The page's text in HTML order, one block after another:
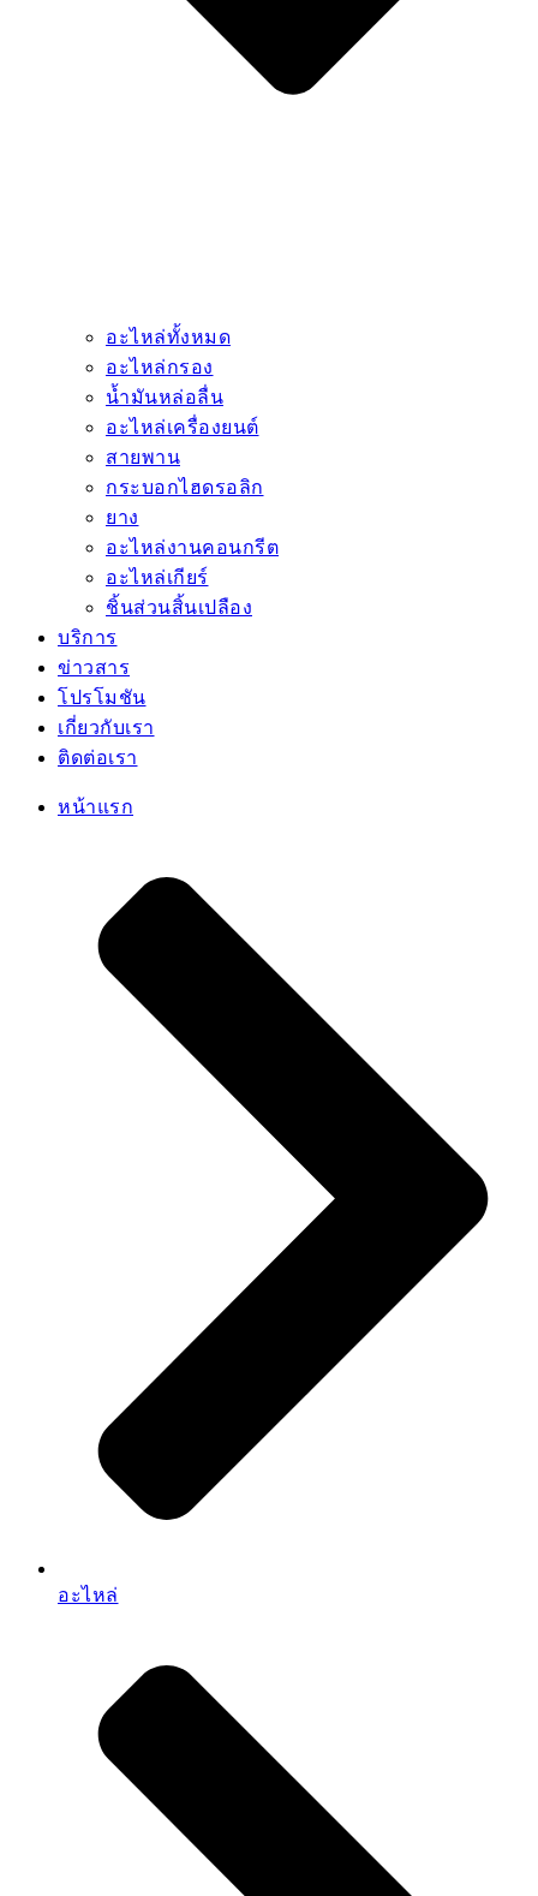
อะไหล่ทั้งหมด
อะไหล่กรอง
น้ำมันหล่อลื่น
อะไหล่เครื่องยนต์
สายพาน
กระบอกไฮดรอลิก
ยาง
อะไหล่งานคอนกรีต
อะไหล่เกียร์
ชิ้นส่วนสิ้นเปลือง
บริการ
ข่าวสาร
โปรโมชัน
เกี่ยวกับเรา
ติดต่อเรา
หน้าแรก
อะไหล่